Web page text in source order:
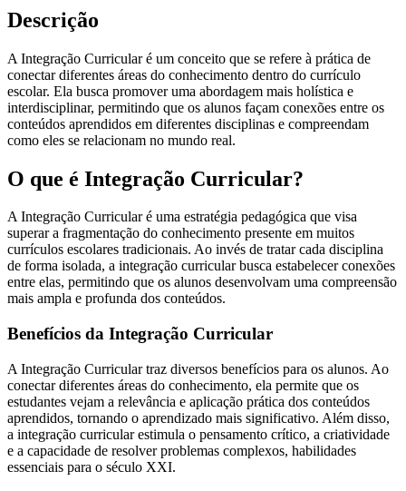
Descrição
A Integração Curricular é um conceito que se refere à prática de
conectar diferentes áreas do conhecimento dentro do currículo
escolar. Ela busca promover uma abordagem mais holística e
interdisciplinar, permitindo que os alunos façam conexões entre os
conteúdos aprendidos em diferentes disciplinas e compreendam
como eles se relacionam no mundo real.
O que é Integração Curricular?
A Integração Curricular é uma estratégia pedagógica que visa
superar a fragmentação do conhecimento presente em muitos
currículos escolares tradicionais. Ao invés de tratar cada disciplina
de forma isolada, a integração curricular busca estabelecer conexões
entre elas, permitindo que os alunos desenvolvam uma compreensão
mais ampla e profunda dos conteúdos.
Benefícios da Integração Curricular
A Integração Curricular traz diversos benefícios para os alunos. Ao
conectar diferentes áreas do conhecimento, ela permite que os
estudantes vejam a relevância e aplicação prática dos conteúdos
aprendidos, tornando o aprendizado mais significativo. Além disso,
a integração curricular estimula o pensamento crítico, a criatividade
e a capacidade de resolver problemas complexos, habilidades
essenciais para o século XXI.